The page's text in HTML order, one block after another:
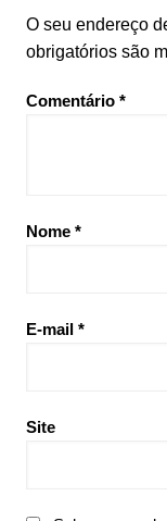
O seu endereço
obrigatórios são
Comentário *
Nome *
E-mail *
Site